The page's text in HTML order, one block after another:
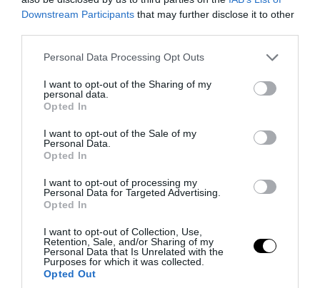
Downstream Participants that may further disclose it to other
Please note that this website/app uses one or more Google
not limited to your visit or usage behaviour. You may click to
grant or deny consent to Google and its third-party tags to
use your data for below specified purposes in below Google
consent section.
Personal Data Processing Opt Outs
I want to opt-out of the Sharing of my
personal data.
Opted In
I want to opt-out of the Sale of my
Personal Data.
Opted In
I want to opt-out of processing my
Personal Data for Targeted Advertising.
Opted In
I want to opt-out of Collection, Use,
Retention, Sale, and/or Sharing of my
Personal Data that Is Unrelated with the
Purposes for which it was collected.
Opted Out
PRONEWS.GR /PROVOCATEUR
«Πυρ ομαδόν» από το πρώην γραφείο
Τύπου της «Ελπίδας»: Γιατί ζητούν την
δημοσιοποίηση των πρακτικών
07.08.2026 | 21:34